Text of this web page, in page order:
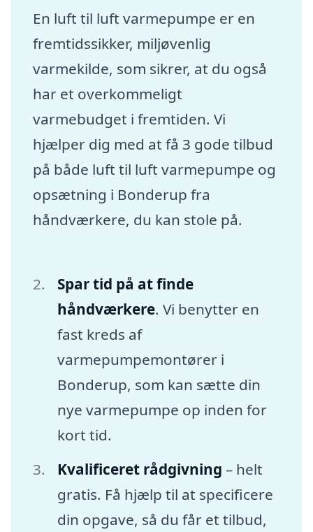
En luft til luft varmepumpe er en
fremtidssikker, miljøvenlig
varmekilde, som sikrer, at du også
har et overkommeligt
varmebudget i fremtiden. Vi
hjælper dig med at få 3 gode tilbud
på både luft til luft varmepumpe og
opsætning i Bonderup fra
håndværkere, du kan stole på.
Spar tid på at finde
håndværkere. Vi benytter en
fast kreds af
varmepumpemontører i
Bonderup, som kan sætte din
nye varmepumpe op inden for
kort tid.
Kvalificeret rådgivning – helt
gratis. Få hjælp til at specificere
din opgave, så du får et tilbud,